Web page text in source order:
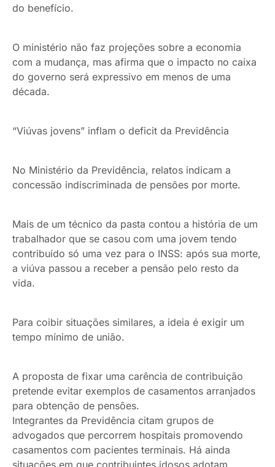
do benefício.
O ministério não faz projeções sobre a economia
com a mudança, mas afirma que o impacto no caixa
do governo será expressivo em menos de uma
década.
“Viúvas jovens” inflam o deficit da Previdência
No Ministério da Previdência, relatos indicam a
concessão indiscriminada de pensões por morte.
Mais de um técnico da pasta contou a história de um
trabalhador que se casou com uma jovem tendo
contribuído só uma vez para o INSS: após sua morte,
a viúva passou a receber a pensão pelo resto da
vida.
Para coibir situações similares, a ideia é exigir um
tempo mínimo de união.
A proposta de fixar uma carência de contribuição
pretende evitar exemplos de casamentos arranjados
para obtenção de pensões.
Integrantes da Previdência citam grupos de
advogados que percorrem hospitais promovendo
casamentos com pacientes terminais. Há ainda
situações em que contribuintes idosos adotam